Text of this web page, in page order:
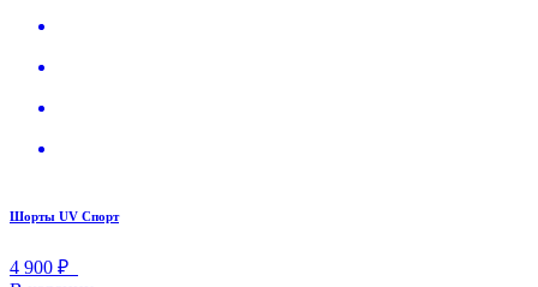
Шорты UV Спорт
4 900 ₽